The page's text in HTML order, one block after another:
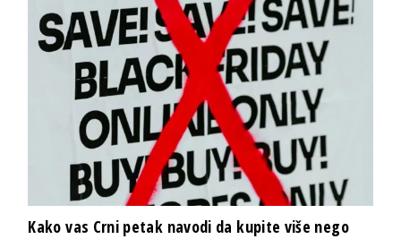
Kako vas Crni petak navodi da kupite više nego